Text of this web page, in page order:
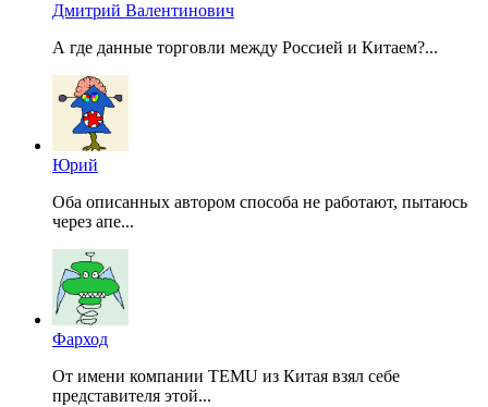
Дмитрий Валентинович
А где данные торговли между Россией и Китаем?...
Юрий
Оба описанных автором способа не работают, пытаюсь
через апе...
Фарход
От имени компании TEMU из Китая взял себе
представителя этой...